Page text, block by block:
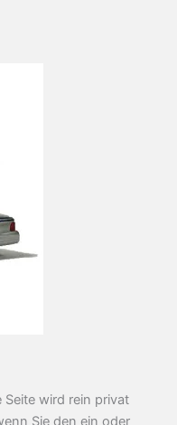
Seite wird rein privat
Sie den ein oder